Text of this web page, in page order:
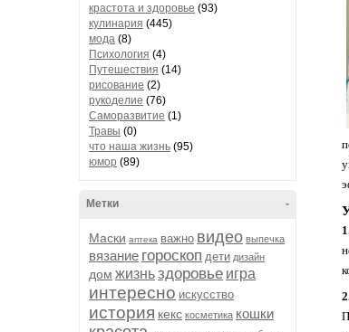
крастота и здоровье (93)
кулинария (445)
мода (8)
Психология (4)
Путешествия (14)
рисование (2)
рукоделие (76)
Саморазвитие (1)
Травы (0)
что наша жизнь (95)
юмор (89)
-
Метки
Маски аптека важно видео выпечка
вязание гороскоп дети дизайн
дом жизньздоровье игра
интересно искусство
история кекс косметика кошки